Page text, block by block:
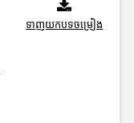
ទាញយកបទចម្រៀង